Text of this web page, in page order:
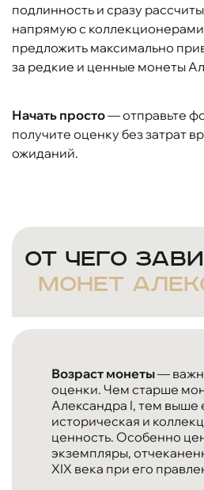
подлинность и сразу
напрямую с
предложить максимально
за редкие и ценные монеты
Начать просто— отправьте
получите оценку без затрат
ожиданий.
От чего
монет
Возраст монеты—
оценки. Чем старше
Александра I, тем выше
историческая и
ценность. Особенно
экземпляры,
XIX века при его